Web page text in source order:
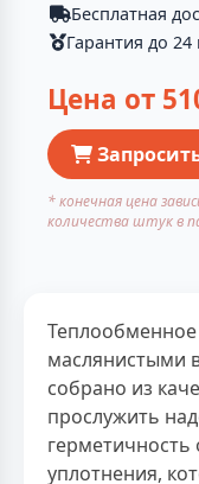
Бесплатная
Гарантия до 24
Цена от
* конечная цена
количества штук в
маслянистыми
собрано из
прослужить
уплотнения,